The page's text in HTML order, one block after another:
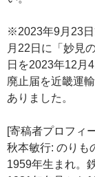
※2023年9月23
月22日に「妙見
日を2023年12月
廃止届を近畿運
ありました。
[寄稿者プロフィ
秋本敏行: のりも
1959年生まれ。